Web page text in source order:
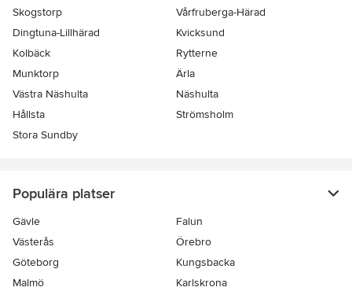
Skogstorp
Vårfruberga-Härad
Dingtuna-Lillhärad
Kvicksund
Kolbäck
Rytterne
Munktorp
Ärla
Västra Näshulta
Näshulta
Hållsta
Strömsholm
Stora Sundby
Populära platser
Gävle
Falun
Västerås
Örebro
Göteborg
Kungsbacka
Malmö
Karlskrona